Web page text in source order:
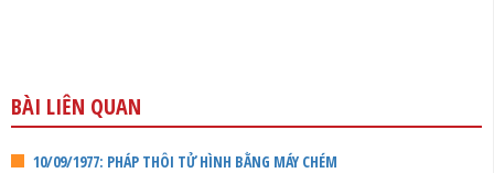
BÀI LIÊN QUAN
10/09/1977: PHÁP THÔI TỬ HÌNH BẰNG MÁY CHÉM